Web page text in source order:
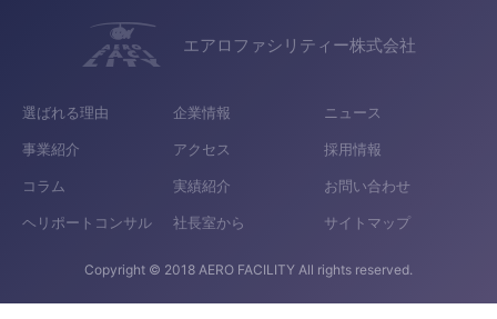
エアロファシリティー株式会社
選ばれる理由 企業情報 ニュース
事業紹介 アクセス 採用情報
コラム 実績紹介 お問い合わせ
ヘリポートコンサル 社長室から サイトマップ
Copyright © 2018 AERO FACILITY All rights reserved.